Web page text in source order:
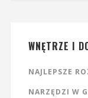
WNĘTRZE I
NAJLEPSZE
NARZĘDZI W